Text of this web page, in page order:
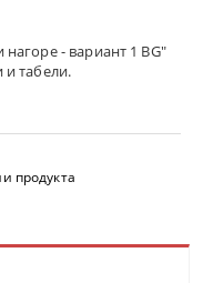
- вариант 1 BG"
и табели.
продукта